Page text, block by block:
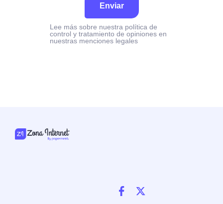
Enviar
Lee más sobre nuestra política de
control y tratamiento de opiniones en
nuestras menciones legales